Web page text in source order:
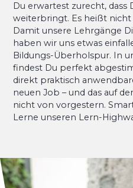
Du erwartest zurecht,
weiterbringt. Es heißt
Damit unsere Lehrgänge
haben wir uns etwas
Bildungs-Überholspur. In
findest Du perfekt
direkt praktisch
neuen Job – und das auf
nicht von vorgestern.
Lerne unseren Lern-